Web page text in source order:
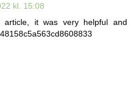
kl. 15:08
article, it was very helpful and